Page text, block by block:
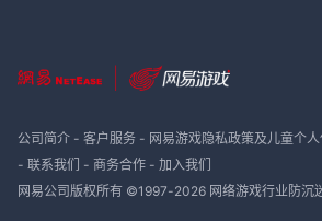
公司简介- 客户服务- 网易游戏隐私政策及儿童个
- 联系我们 - 商务合作- 加入我们
网易公司版权所有 ©1997-2026 网络游戏行业防沉